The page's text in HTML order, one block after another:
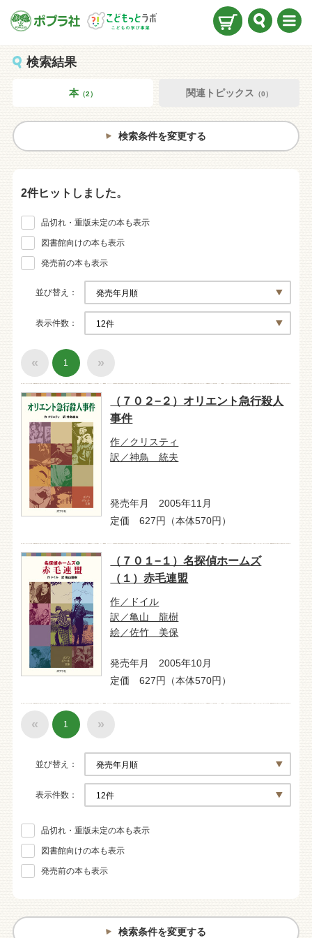
検索結果
本（2） 関連トピックス （0）
検索条件を変更する
2件ヒットしました。
品切れ・重版未定の本も表示
図書館向けの本も表示
発売前の本も表示
並び替え
表示件数
« 1 »
（７０２−２）オリエント急行殺人
事件
作／クリスティ
訳／神鳥 統夫
発売年月 2005年11月
定価 627円（本体570円）
（７０１−１）名探偵ホームズ
（１）赤毛連盟
作／ドイル
訳／亀山 龍樹
絵／佐竹 美保
発売年月 2005年10月
定価 627円（本体570円）
« 1 »
並び替え
表示件数
品切れ・重版未定の本も表示
図書館向けの本も表示
発売前の本も表示
検索条件を変更する